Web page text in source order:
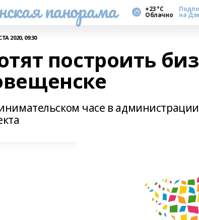
панорама +23 °С
Облачно на
2020, 09:30
построить
часе в